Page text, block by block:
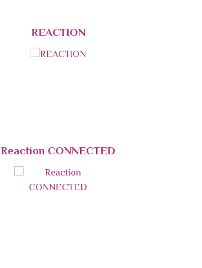
REACTION
Reaction CONNECTED